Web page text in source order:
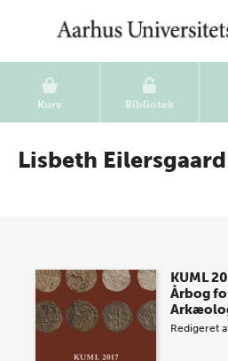
Kurv Bibliotek
Lisbeth
KUML
Årbog
Redigeret